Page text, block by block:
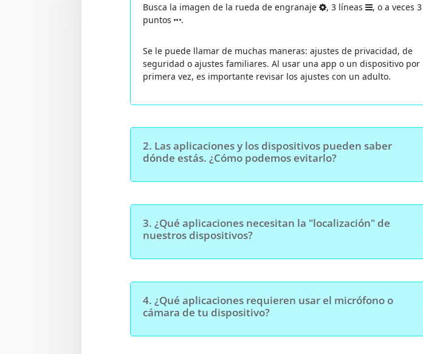
Busca la imagen de la rueda de engranaje , 3 líneas
, o a veces 3
puntos
.
Se le puede llamar de muchas maneras: ajustes de privacidad, de
seguridad o ajustes familiares. Al usar una app o un dispositivo por
primera vez, es importante revisar los ajustes con un adulto.
2. Las aplicaciones y los dispositivos pueden saber
dónde estás. ¿Cómo podemos evitarlo?
3.¿Qué aplicaciones necesitan la "localización" de
nuestros dispositivos?
4. ¿Qué aplicaciones requieren usar el micrófono o
cámara de tu dispositivo?